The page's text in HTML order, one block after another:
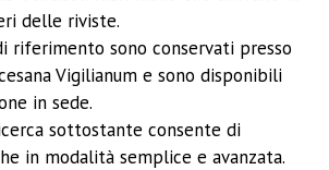
delle riviste.
riferimento sono conservati presso
Vigilianum e sono disponibili
in sede.
sottostante consente di
in modalità semplice e avanzata.